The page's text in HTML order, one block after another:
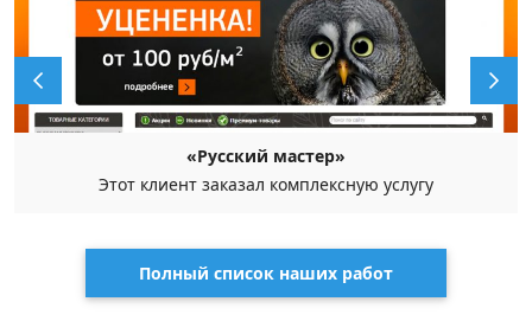
«Русский мастер»
Этот клиент заказал комплексную услугу
Полный список наших работ